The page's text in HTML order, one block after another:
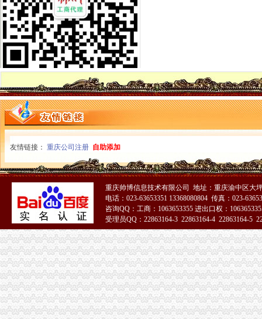
新一代专业代账公司-帮帮帐（代理注册-代账报税-代-镇江58同城
会计代账,您公司的工商税务管家-西安58同城
昆山代账公司,昆山代账,昆山代理记账,昆山代理做账,花桥代
无锡代账公司的流程-中介代理
代账公司
安徽国硕财税管理有限公司,合肥财务代账公司,合肥工商代理注册,
武汉公司注册专家_代理记账_会计代账_代账公司_武汉中伦会计服务有
专业代账公司-连云港58同城
找査桥附近的代账公司注册兼职代理记账会计出口退税等-无锡58同城
专业代账,公司注册-泰州58同城
会计代账,您公司的工商税务管家-西安58同城
【南京代账公司】-代理记帐-南京赶集网
合肥财务公司,合肥公司注册,合肥代账公司,合肥注册公司,合肥注
代账会计虚开发票上千万每月工资仅几百|增值税|会计|发票_新浪新闻
昆山代账公司,昆山代账,昆山代理记账,昆山代理做账,花桥代
沈代账会计_代办营业执照注册_沈代账公司_沈瑞亚会计服务有
找査桥附近的代账公司注册兼职代理记账会计出口退税等-无锡58同城
芜湖财务代账公司找安诚代账会计张维欢为您代办新公司执照-安徽芜
代办公司注册、专业代账报税、财务外包、工商变更-呼和浩58同城
代账会计虚开发票上千万每月工资仅几百|增值税|会计|发票_新浪新闻
南京浦口区财务代账公司-东风热线
浪潮云会计代账公司版（300账套）
沈代帐公司、沈代帐会计、沈代账公司、沈代账会计【今日推
石家庄会计代账公司|石家庄工商注册代办|石家庄代办营业执照
代理记账_公司注册_资质办理_工商注册_会计代账_八戒财税
友情链接： 重庆公司注册 自助添加
重庆帅博信息技术有限公司 地址：重庆渝中区大
电话：023-63653351 13368080804 传真：023-
咨询QQ：工商：1063653355 进出口权：
受理员QQ：22863164-3 22863164-4 22863164-5
51La